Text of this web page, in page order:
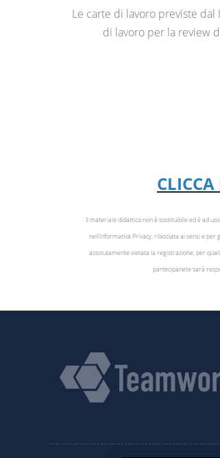
Le carte di lavoro previste
di lavoro per la review
Il materiale didattico non è sostituibile ed è ad
nell’informativa Privacy, rilasciata ai sensi e per
assolutamente vietata la registrazione, per
partecipanete sarà